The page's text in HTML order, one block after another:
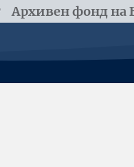
Архивен фонд на